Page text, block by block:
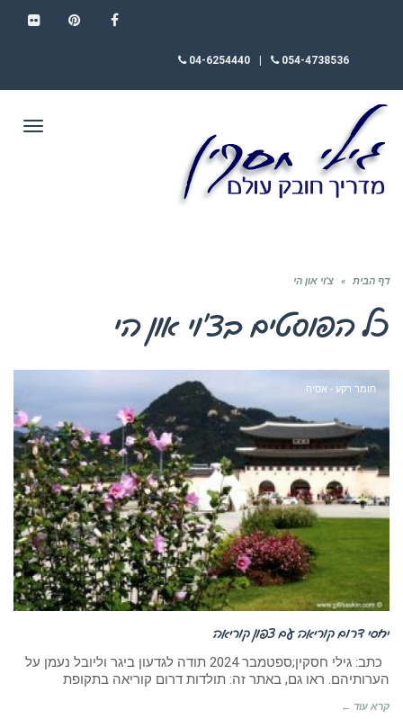
054-4738536
04-6254440
דף הבית » צ’וי און הי
כל הפוסטים בצ’וי און הי
חומר רקע - אסיה
יחסי דרום קוריאה עם צפון קוריאה
כתב: גילי חסקין;ספטמבר 2024 תודה לגדעון ביגר וליובל נעמן על
הערותיהם. ראו גם, באתר זה: תולדות דרום קוריאה בתקופת
קרא עוד ←